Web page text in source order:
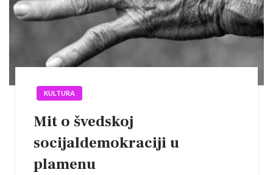
KULTURA
Mit o švedskoj
socijaldemokraciji u
plamenu